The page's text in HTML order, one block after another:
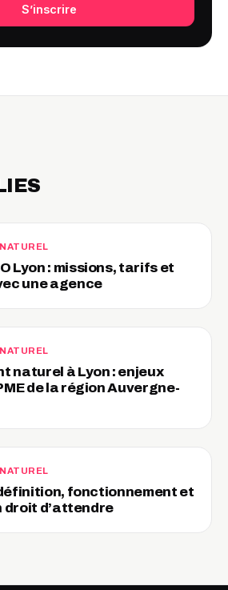
S’inscrire
Lyon : missions, tarifs et
une agence
naturel à Lyon : enjeux
de la région Auvergne-
fonctionnement et
droit d’attendre